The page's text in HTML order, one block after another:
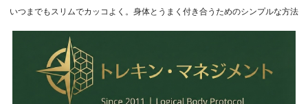
いつまでもスリムでカッコよく。身体とうまく付き合うためのシンプルな方法